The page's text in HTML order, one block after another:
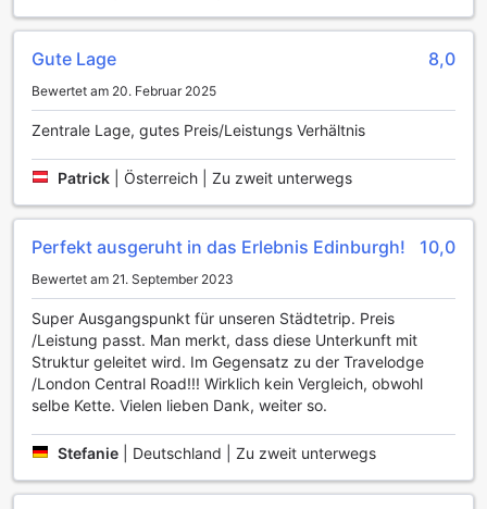
Transportmöglichkeiten im Travelodge Edinburgh
Das Travelodge Edinburgh Central Queen Street bietet
seinen Gästen eine bequeme Anbindung an die wichtigsten
Verkehrsanbindungen der Stadt. Obwohl das Hotel über
keinen eigenen Parkplatz verfügt, sind in der Umgebung
zahlreiche Parkmöglichkeiten vorhanden, die gegen eine
Gästen, ihr Fahrzeug sicher abzustellen, während sie die
Sehenswürdigkeiten von Edinburgh erkunden.
öffentlichen Verkehrsmittel zu nutzen. In unmittelbarer
Nähe finden Sie Bus- und Straßenbahnhaltestellen, die
regelmäßige Verbindungen zu den wichtigsten Attraktionen
der Stadt bieten. Ob Sie die historische Altstadt, das
beeindruckende Edinburgh Castle oder die lebhaften
Einkaufsmöglichkeiten auf der Princes Street besuchen
möchten, die hervorragenden Verkehrsverbindungen
sorgen dafür, dass Sie schnell und bequem an Ihr Ziel
gelangen.
Gute Lage 8,0
Bewertet am 20. Februar 2025
Zentrale Lage, gutes Preis/Leistungs Verhältnis
Patrick Österreich | Zu zweit unterwegs
Perfekt ausgeruht in das Erlebnis Edinburgh! 10,0
Bewertet am 21. September 2023
Super Ausgangspunkt für unseren Städtetrip. Preis
/Leistung passt. Man merkt, dass diese Unterkunft mit
Struktur geleitet wird. Im Gegensatz zu der Travelodge
/London Central Road!!! Wirklich kein Vergleich, obwohl
selbe Kette. Vielen lieben Dank, weiter so.
Stefanie Deutschland | Zu zweit unterwegs